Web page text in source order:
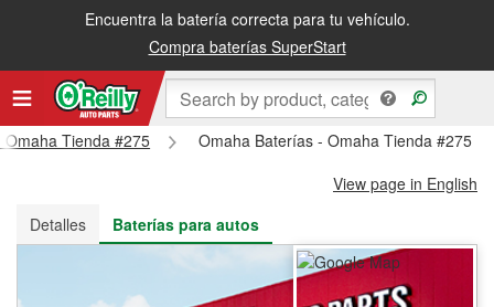
Encuentra la batería correcta para tu vehículo.
Compra baterías SuperStart
Recibe tu orden gratis al día siguiente o recógela en la tienda
Tienda #275
Omaha Baterías - Omaha Tienda #275
View page in English
Detalles
Baterías para autos